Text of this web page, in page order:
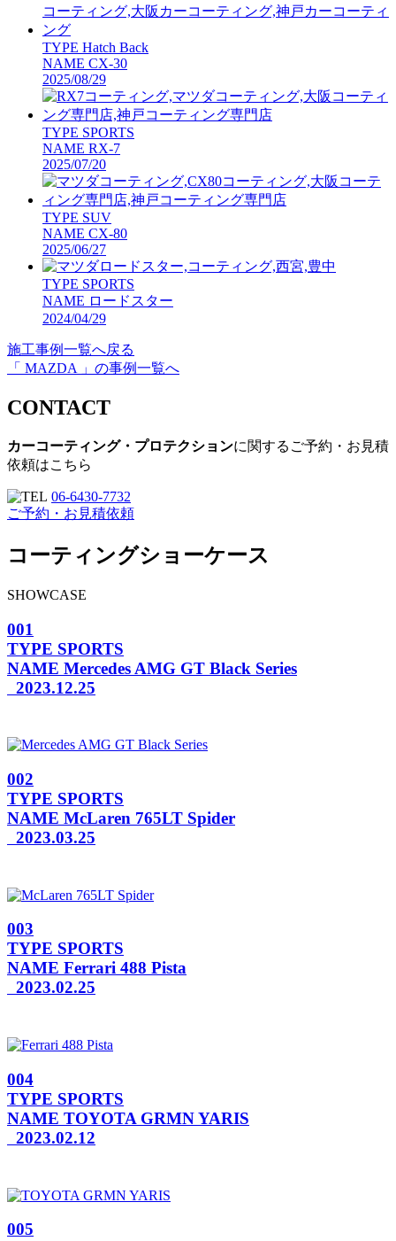
TYPE Hatch Back
NAME CX-30
2025/08/29
TYPE SPORTS
NAME RX-7
2025/07/20
TYPE SUV
NAME CX-80
2025/06/27
TYPE SPORTS
NAME ロードスター
2024/04/29
施工事例一覧へ戻る
「 MAZDA 」の事例一覧へ
CONTACT
カーコーティング・プロテクションに関するご予約・お見積
依頼はこちら
06-6430-7732
ご予約・お見積依頼
コーティングショーケース
SHOWCASE
001
TYPE SPORTS
NAME Mercedes AMG GT Black Series
2023.12.25
002
TYPE SPORTS
NAME McLaren 765LT Spider
2023.03.25
003
TYPE SPORTS
NAME Ferrari 488 Pista
2023.02.25
004
TYPE SPORTS
NAME TOYOTA GRMN YARIS
2023.02.12
005